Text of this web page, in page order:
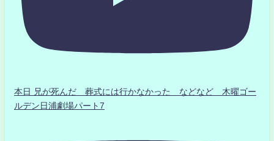
本日 兄が死んだ 葬式には行かなかった などなど 木曜ゴー
ルデン日浦劇場パート7